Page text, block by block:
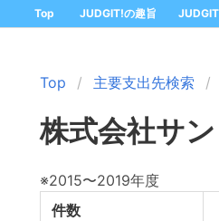
Top JUDGIT!の趣旨
Top 主要支出先検索
株式会社サ
※2015〜2019年度
件数